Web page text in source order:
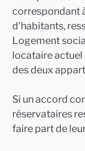
correspondant
d’habitants,
Logement
locataire actuel
des deux
Si un accord
réservataires
faire part de